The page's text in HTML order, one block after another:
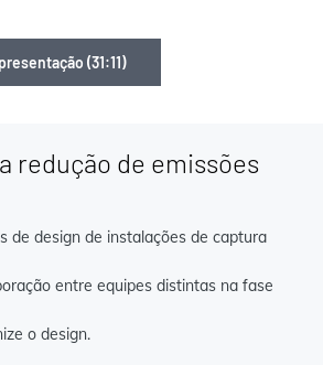
(31:11)
redução de emissões
de design de instalações de captura
entre equipes distintas na fase
o design.